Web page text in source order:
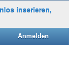
Anmelden